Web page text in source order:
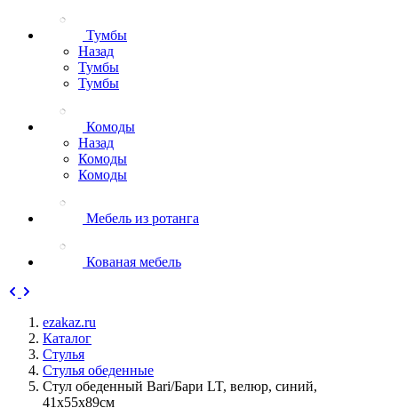
Тумбы
Назад
Тумбы
Тумбы
Комоды
Назад
Комоды
Комоды
Мебель из ротанга
Кованая мебель
ezakaz.ru
Каталог
Стулья
Стулья обеденные
Стул обеденный Bari/Бари LT, велюр, синий,
41х55х89см